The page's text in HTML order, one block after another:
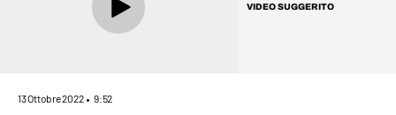
VIDEO SUGGERITO
13 Ottobre 2022 9:52